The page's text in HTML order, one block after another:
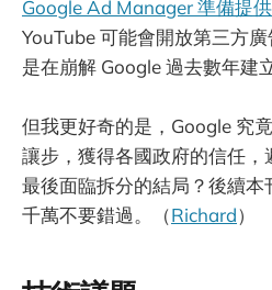
Google Ad Manager 準備提
YouTube 可能會開放第三方
是在崩解 Google 過去數年建
但我更好奇的是，Google 究
讓步，獲得各國政府的信任，
最後面臨拆分的結局？後續本
千萬不要錯過。（Richard）